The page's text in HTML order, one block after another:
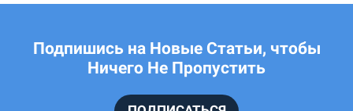
Подпишись на Новые Статьи, чтобы
Ничего Не Пропустить